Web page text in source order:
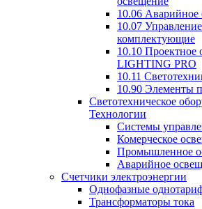
10.06 Аварийное
10.07
комплектующие
10.10 Проектное
LIGHTING PRO
10.11
10.90 Элементы
Светотехническое
Технологии
Системы
Комерческое
Промышленное
Аварийное
Счетчики электроэнергии
Однофазные
Трансформаторы тока